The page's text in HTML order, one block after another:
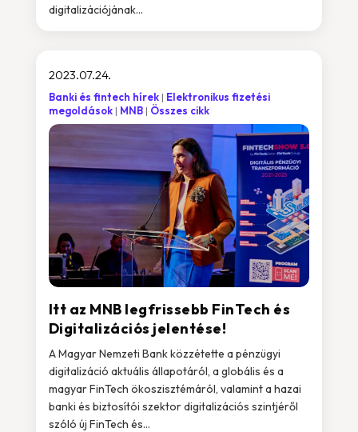
digitalizációjának...
Itt az MNB legfrissebb FinTech és
Digitalizációs jelentése!
2023.07.24.
Banki és fintech hírek
Elektronikus fizetési
megoldások
MNB Összes cikk
A Magyar Nemzeti Bank közzétette a pénzügyi
digitalizáció aktuális állapotáról, a globális és a
magyar FinTech ökoszisztémáról, valamint a hazai
banki és biztosítói szektor digitalizációs szintjéről
szóló új FinTech és...